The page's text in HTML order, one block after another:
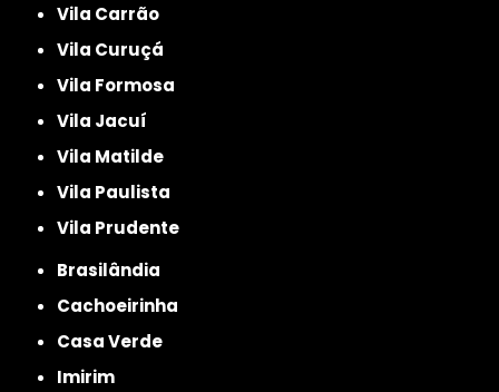
Vila Carrão
Vila Curuçá
Vila Formosa
Vila Jacuí
Vila Matilde
Vila Paulista
Vila Prudente
Brasilândia
Cachoeirinha
Casa Verde
Imirim